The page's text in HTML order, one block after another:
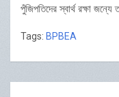
পুঁজিপতিদের স্বার্থ রক্ষা
Tags: BPBEA